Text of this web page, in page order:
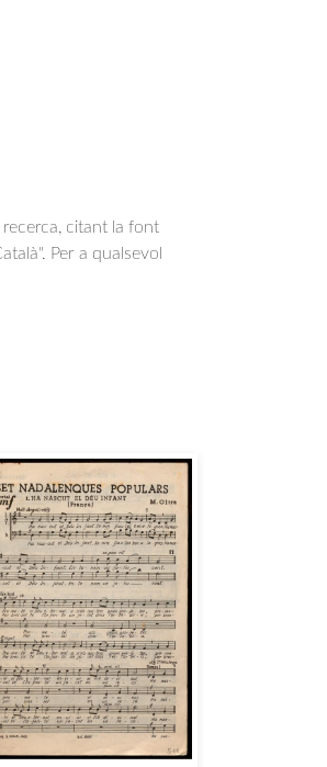
citant la font
Per a qualsevol